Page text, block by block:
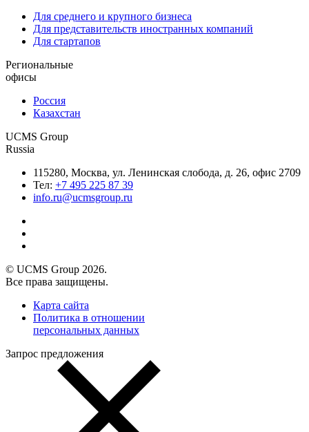
Для среднего и крупного бизнеса
Для представительств иностранных компаний
Для стартапов
Региональные
офисы
Россия
Казахстан
UCMS Group
Russia
115280, Москва, ул. Ленинская слобода, д. 26, офис 2709
Тел: +7 495 225 87 39
info.ru@ucmsgroup.ru
© UCMS Group 2026.
Все права защищены.
Карта сайта
Политика в отношении
персональных данных
Запрос предложения